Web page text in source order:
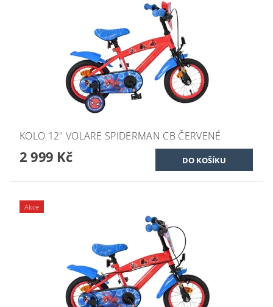
KOLO 12" VOLARE SPIDERMAN CB ČERVENÉ
2 999 Kč
Akce